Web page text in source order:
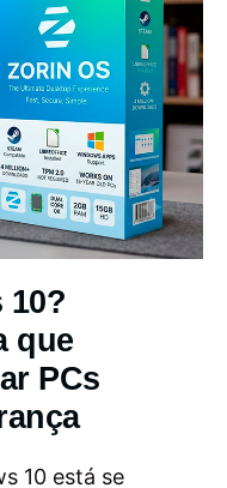
10?
que
PCs
10 está se